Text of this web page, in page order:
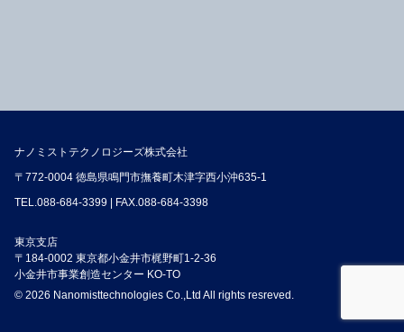
ナノミストテクノロジーズ株式会社
〒772-0004 徳島県鳴門市撫養町木津字西小沖635-1
TEL.088-684-3399 | FAX.088-684-3398
東京支店
〒184-0002 東京都小金井市梶野町1-2-36
小金井市事業創造センター KO-TO
© 2026 Nanomisttechnologies Co.,Ltd All rights resreved.